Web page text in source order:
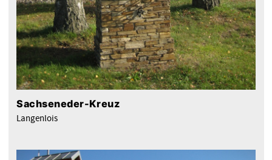
Sachseneder-Kreuz
Langenlois